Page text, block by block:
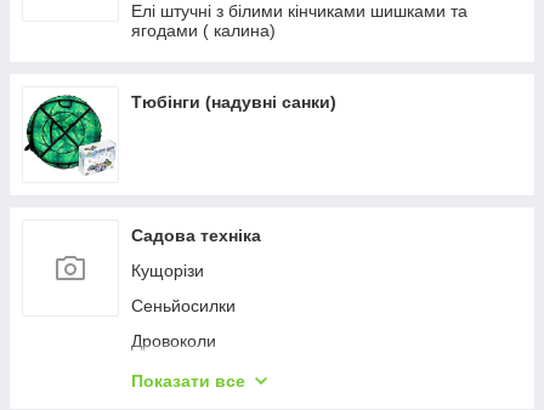
Елі штучні з білими кінчиками шишками та
ягодами ( калина)
Тюбінги (надувні санки)
Садова техніка
Кущорізи
Сеньйосилки
Дровоколи
Насоси
Показати все